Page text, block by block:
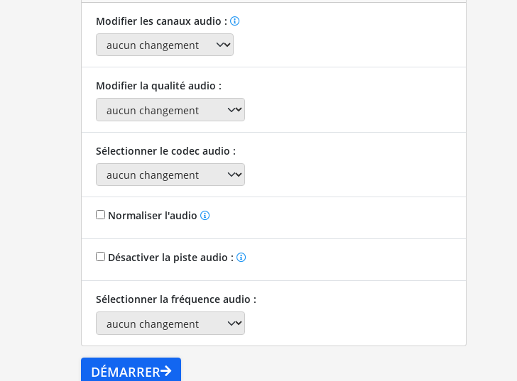
Modifier les canaux audio :
Modifier la qualité audio :
Sélectionner le codec audio :
Normaliser l'audio
Désactiver la piste audio :
Sélectionner la fréquence audio :
DÉMARRER